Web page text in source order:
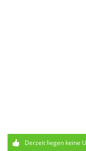
Derzeit liegen keine